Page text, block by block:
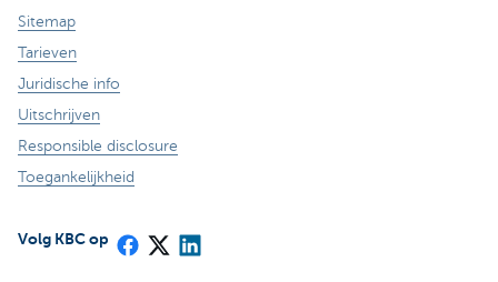
Sitemap
Tarieven
Juridische info
Uitschrijven
Responsible disclosure
Toegankelijkheid
Volg KBC op